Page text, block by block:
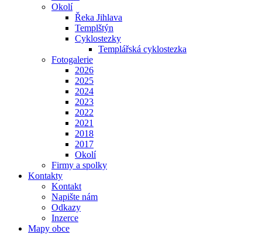
Okolí
Řeka Jihlava
Templštýn
Cyklostezky
Templářská cyklostezka
Fotogalerie
2026
2025
2024
2023
2022
2021
2018
2017
Okolí
Firmy a spolky
Kontakty
Kontakt
Napište nám
Odkazy
Inzerce
Mapy obce